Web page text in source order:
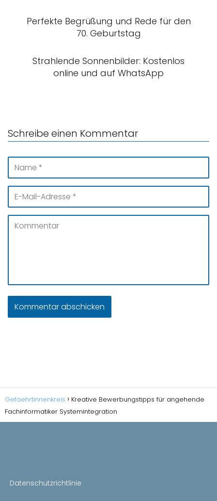
Perfekte Begrüßung und Rede für den
70. Geburtstag
Strahlende Sonnenbilder: Kostenlos
online und auf WhatsApp
Schreibe einen Kommentar
Gefaehrtinnenkreis
Kreative Bewerbungstipps für angehende
Fachinformatiker Systemintegration
Datenschutzrichtlinie